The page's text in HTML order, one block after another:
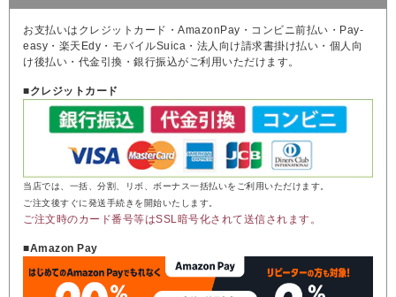
お支払いはクレジットカード・AmazonPay・コンビニ前払い・Pay-
easy・楽天Edy・モバイルSuica・法人向け請求書掛け払い・個人向
け後払い・代金引換・銀行振込がご利用いただけます。
■クレジットカード
当店では、一括、分割、リボ、ボーナス一括払いをご利用いただけます。
ご注文後すぐに発送手続きを開始いたします。
ご注文時のカード番号等はSSL暗号化されて送信されます。
■Amazon Pay